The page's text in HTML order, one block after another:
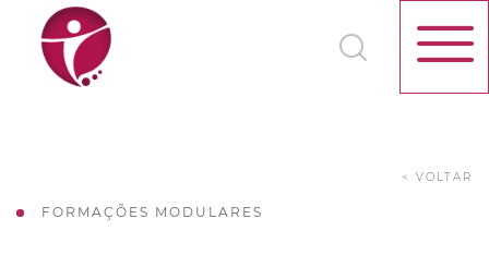
FORMAÇÕES MODULARES
< VOLTAR